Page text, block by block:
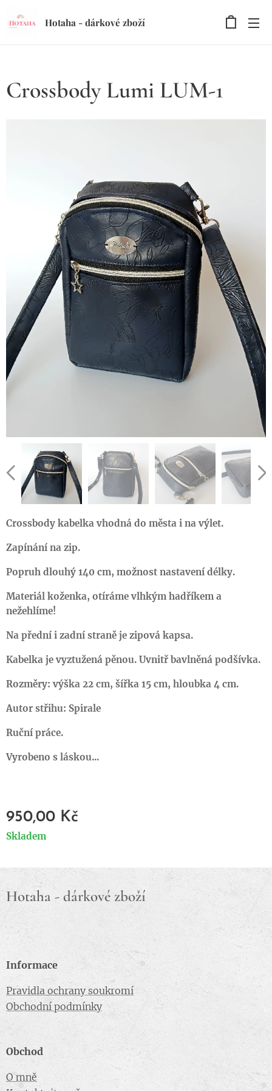
Hotaha - dárkové zboží
Crossbody Lumi LUM-1
Crossbody kabelka vhodná do města i na výlet.
Zapínání na zip.
Popruh dlouhý 140 cm, možnost nastavení délky.
Materiál koženka, otíráme vlhkým hadříkem a
nežehlíme!
Na přední i zadní straně je zipová kapsa.
Kabelka je vyztužená pěnou. Uvnitř bavlněná podšívka.
Rozměry: výška 22 cm, šířka 15 cm, hloubka 4 cm.
Autor střihu: Spirale
Ruční práce.
Vyrobeno s láskou...
950,00 Kč
Skladem
Hotaha - dárkové zboží
Informace
Pravidla ochrany soukromí
Obchodní podmínky
Obchod
O mně